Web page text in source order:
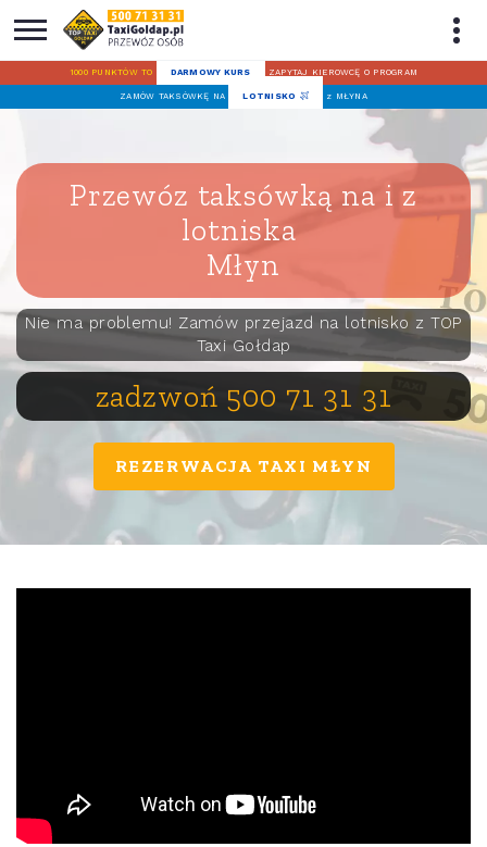
1000 PUNKTÓW TO DARMOWY KURS ZAPYTAJ KIEROWCĘ O PROGRAM
ZAMÓW TAKSÓWKĘ NA LOTNISKO z MŁYNA
Przewóz taksówką na i z
lotniska
Młyn
Nie ma problemu! Zamów przejazd na lotnisko z TOP
Taxi Gołdap
zadzwoń 500 71 31 31
REZERWACJA TAXI MŁYN